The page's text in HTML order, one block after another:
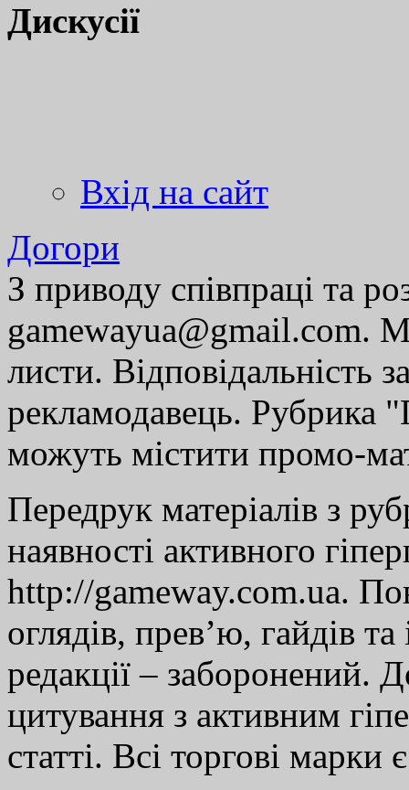
Дискусії
Вхід на сайт
Догори
З приводу співпраці та
gamewayua@gmail.com.
листи. Відповідальність
рекламодавець. Рубрика
можуть містити промо-
Передрук матеріалів з
наявності активного
http://gameway.com.ua.
оглядів, прев’ю, гайдів
редакції – заборонений.
цитування з активним
статті. Всі торгові марки